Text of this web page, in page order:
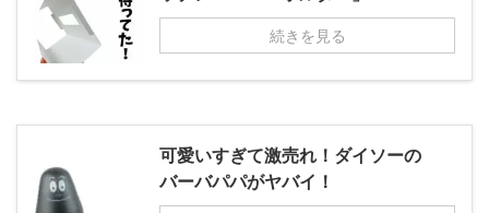
続きを見る
可愛いすぎて激売れ！ダイソーの
バーバパパがヤバイ！